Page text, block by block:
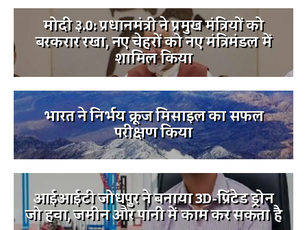
मोदी ३.0: प्रधानमंत्री ने प्रमुख मंत्रियों को
बरकरार रखा, नए चेहरों को नए मंत्रिमंडल में
शामिल किया
भारत ने निर्भय क्रूज मिसाइल का सफल
परीक्षण किया
आईआईटी जोधपुर ने बनाया 3D-प्रिंटेड ड्रोन
जो हवा, जमीन और पानी में काम कर सकता है